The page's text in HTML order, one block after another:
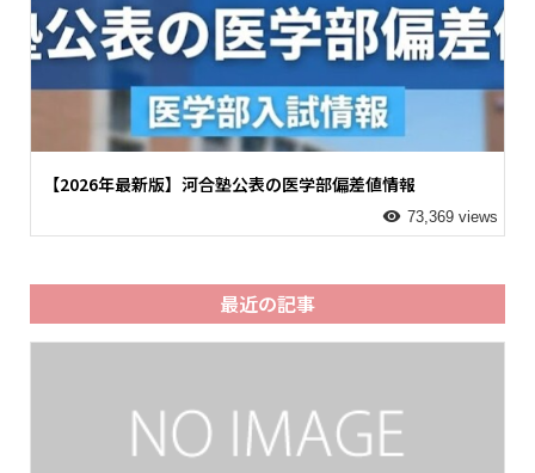
【2026年最新版】河合塾公表の医学部偏差値情報
73,369 views
最近の記事